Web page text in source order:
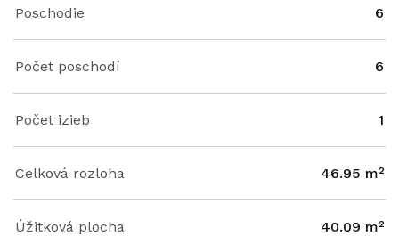
Poschodie 6
Počet poschodí 6
Počet izieb 1
Celková rozloha 46.95 m²
Úžitková plocha 40.09 m²